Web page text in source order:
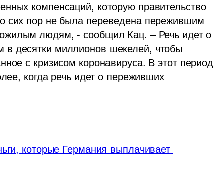
компенсаций, которую правительство
сих пор не была переведена пережившим
людям, - сообщил Кац. – Речь идет о
десятки миллионов шекелей, чтобы
с кризисом коронавируса. В этот период
когда речь идет о переживших
которые Германия выплачивает